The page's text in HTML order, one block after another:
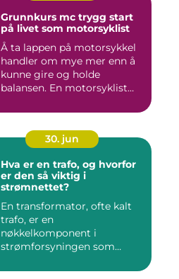
Grunnkurs mc trygg start
på livet som motorsyklist
Å ta lappen på motorsykkel
handler om mye mer enn å
kunne gire og holde
balansen. En motorsyklist
30. jun
Hva er en trafo, og hvorfor
er den så viktig i
strømnettet?
En transformator, ofte kalt
trafo, er en
nøkkelkomponent i
strømforsyningen som